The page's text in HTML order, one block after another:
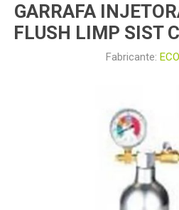
GARRAFA
FLUSH LIMP SIST
Fabricante: